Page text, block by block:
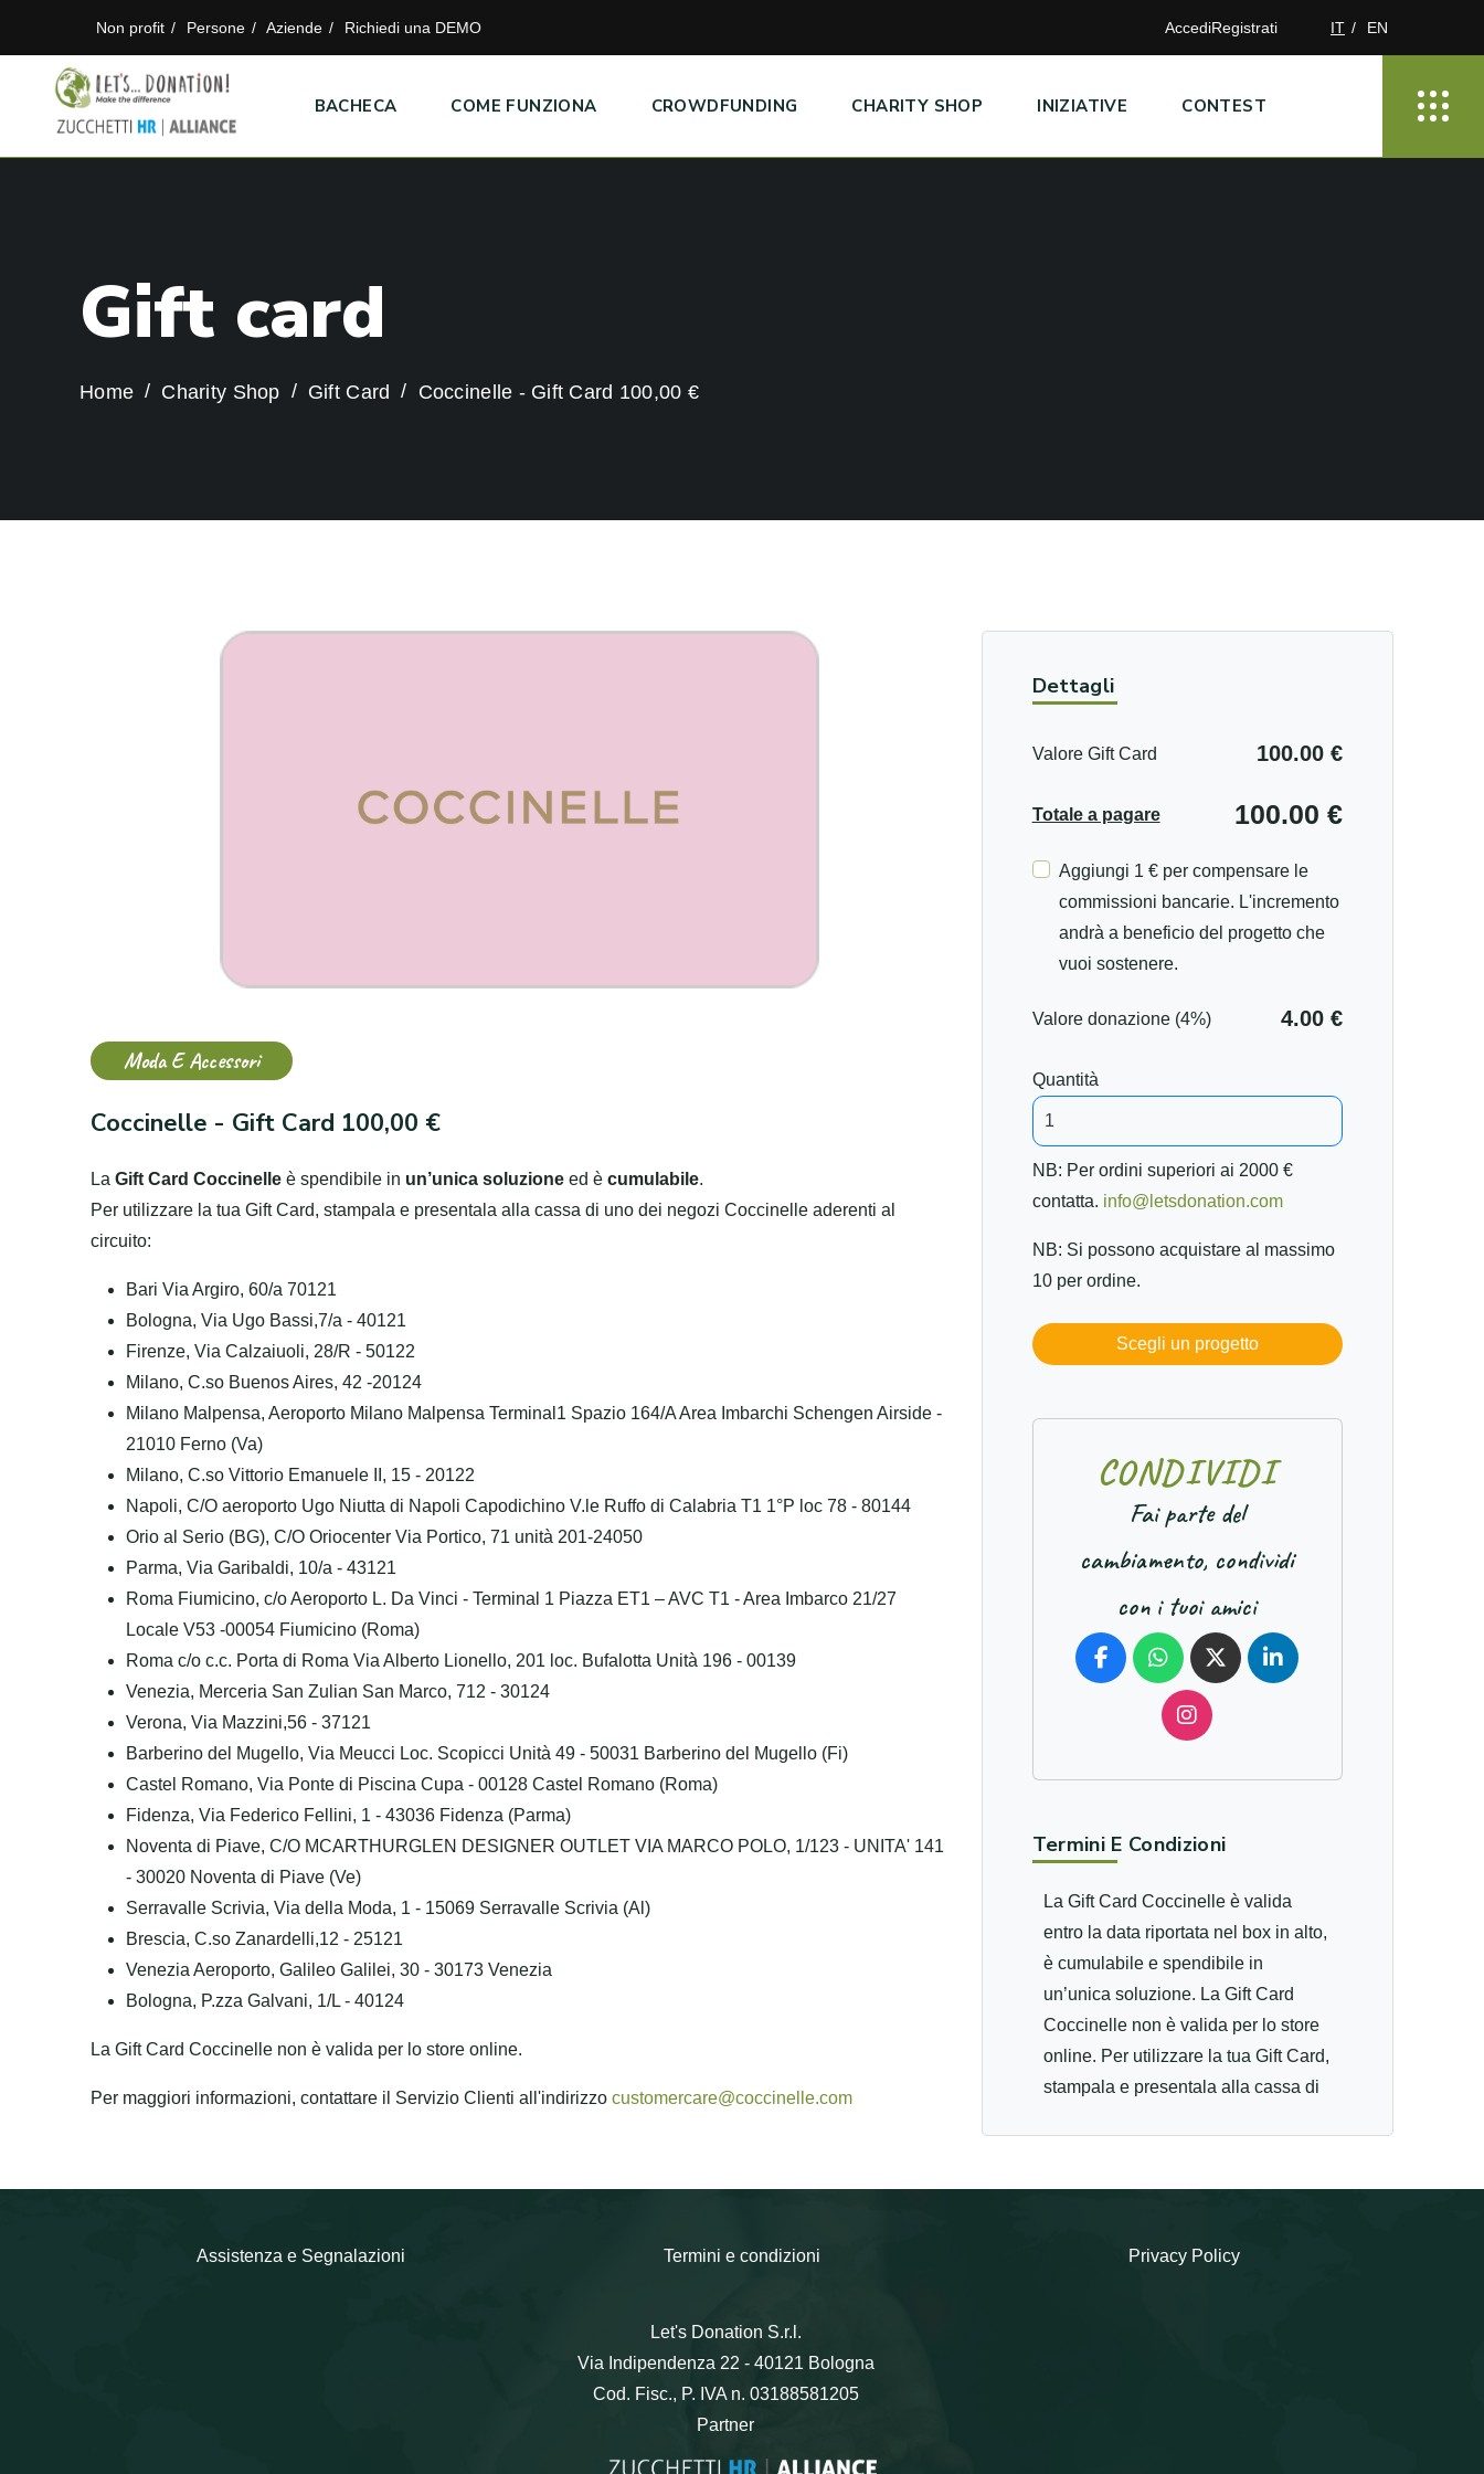
Non profit Persone Aziende Richiedi una DEMO AccediRegistrati IT EN
BACHECA COME FUNZIONA CROWDFUNDING CHARITY SHOP INIZIATIVE CONTEST
Gift card
Home Charity Shop Gift Card Coccinelle - Gift Card 100,00 €
Moda E Accessori
Coccinelle - Gift Card 100,00 €
LaGift Card Coccinelle è spendibile in un’unica soluzione ed ècumulabile.
Per utilizzare la tua Gift Card, stampala e presentala alla cassa di uno dei negozi Coccinelle aderenti al
circuito:
Bari Via Argiro, 60/a 70121
Bologna, Via Ugo Bassi,7/a - 40121
Firenze, Via Calzaiuoli, 28/R - 50122
Milano, C.so Buenos Aires, 42 -20124
Milano Malpensa, Aeroporto Milano Malpensa Terminal1 Spazio 164/A Area Imbarchi Schengen Airside -
21010 Ferno (Va)
Milano, C.so Vittorio Emanuele II, 15 - 20122
Napoli, C/O aeroporto Ugo Niutta di Napoli Capodichino V.le Ruffo di Calabria T1 1°P loc 78 - 80144
Orio al Serio (BG), C/O Oriocenter Via Portico, 71 unità 201-24050
Parma, Via Garibaldi, 10/a - 43121
Roma Fiumicino, c/o Aeroporto L. Da Vinci - Terminal 1 Piazza ET1 – AVC T1 - Area Imbarco 21/27
Locale V53 -00054 Fiumicino (Roma)
Roma c/o c.c. Porta di Roma Via Alberto Lionello, 201 loc. Bufalotta Unità 196 - 00139
Venezia, Merceria San Zulian San Marco, 712 - 30124
Verona, Via Mazzini,56 - 37121
Barberino del Mugello, Via Meucci Loc. Scopicci Unità 49 - 50031 Barberino del Mugello (Fi)
Castel Romano, Via Ponte di Piscina Cupa - 00128 Castel Romano (Roma)
Fidenza, Via Federico Fellini, 1 - 43036 Fidenza (Parma)
Noventa di Piave, C/O MCARTHURGLEN DESIGNER OUTLET VIA MARCO POLO, 1/123 - UNITA' 141
- 30020 Noventa di Piave (Ve)
Serravalle Scrivia, Via della Moda, 1 - 15069 Serravalle Scrivia (Al)
Brescia, C.so Zanardelli,12 - 25121
Venezia Aeroporto, Galileo Galilei, 30 - 30173 Venezia
Bologna, P.zza Galvani, 1/L - 40124
La Gift Card Coccinelle non è valida per lo store online.
Per maggiori informazioni, contattare il Servizio Clienti all'indirizzocustomercare@coccinelle.com
Dettagli
Valore Gift Card 100.00 €
Totale a pagare 100.00 €
Aggiungi 1 € per compensare le
commissioni bancarie. L'incremento
andrà a beneficio del progetto che
vuoi sostenere.
Valore donazione (4%) 4.00 €
Quantità
NB: Per ordini superiori ai 2000 €
contatta. info@letsdonation.com
NB: Si possono acquistare al massimo
10 per ordine.
Scegli un progetto
CONDIVIDI
Fai parte del
cambiamento, condividi
con i tuoi amici
Termini E Condizioni
La Gift Card Coccinelle è valida
entro la data riportata nel box in alto,
è cumulabile e spendibile in
un’unica soluzione. La Gift Card
Coccinelle non è valida per lo store
online. Per utilizzare la tua Gift Card,
stampala e presentala alla cassa di
Assistenza e Segnalazioni Termini e condizioni Privacy Policy
Let's Donation S.r.l.
Via Indipendenza 22 - 40121 Bologna
Cod. Fisc., P. IVA n. 03188581205
Partner